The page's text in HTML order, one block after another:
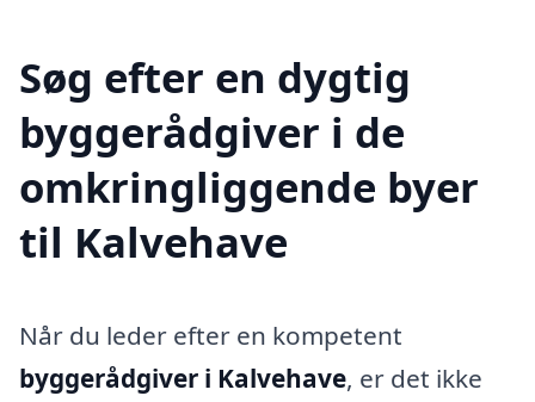
Søg efter en dygtig
byggerådgiver i de
omkringliggende byer
til Kalvehave
Når du leder efter en kompetent
byggerådgiver i Kalvehave, er det ikke